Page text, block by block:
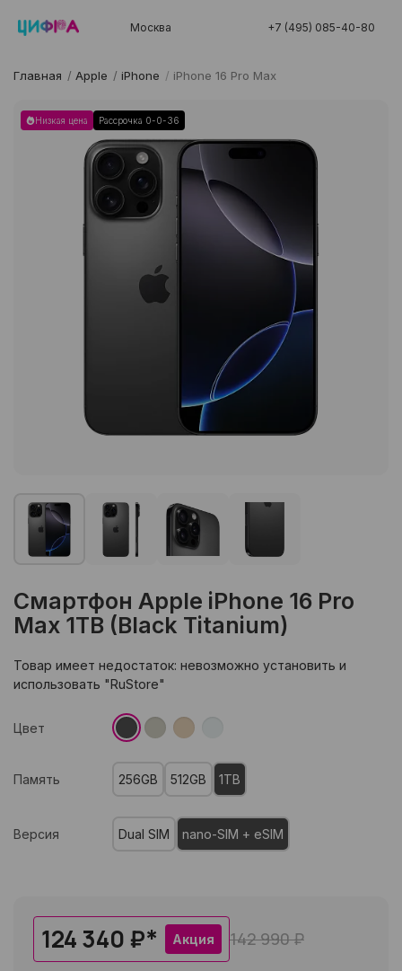
Москва +7 (495) 085-40-80
Главная / Apple / iPhone / iPhone 16 Pro Max
Низкая цена Рассрочка 0-0-36
Смартфон Apple iPhone 16 Pro
Max 1TB (Black Titanium)
Товар имеет недостаток: невозможно установить и
использовать "RuStore"
Цвет
Память 256GB 512GB 1TB
Версия Dual SIM nano-SIM + eSIM
124 340 ₽* Акция 142 990 ₽